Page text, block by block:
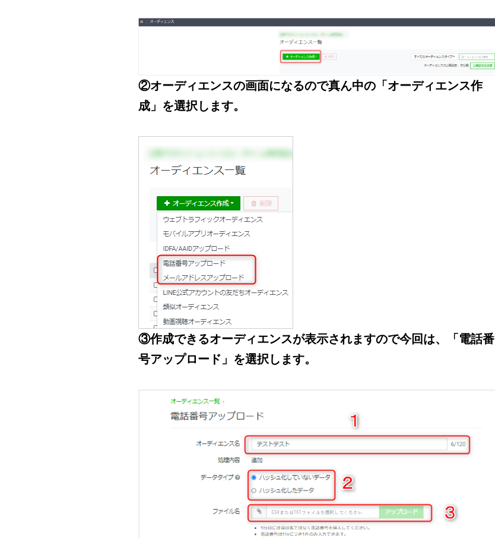
②オーディエンスの画面になるので真ん中の「オーディエンス作
成」を選択します。
③作成できるオーディエンスが表示されますので今回は、「電話番
号アップロード」を選択します。